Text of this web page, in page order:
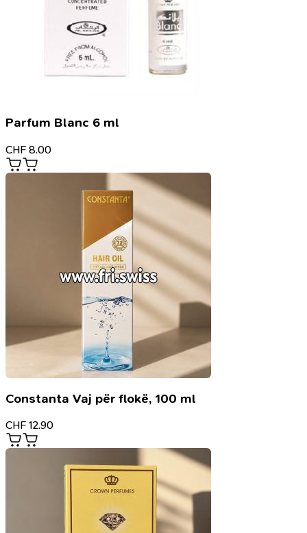
Parfum Blanc 6 ml
CHF 8.00
Constanta Vaj për flokë, 100 ml
CHF 12.90